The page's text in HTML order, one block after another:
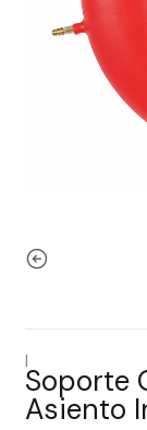
Soporte
Asiento